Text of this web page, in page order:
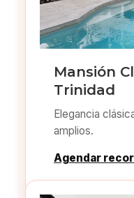
Mansión
Trinidad
Elegancia
amplios.
Agendar